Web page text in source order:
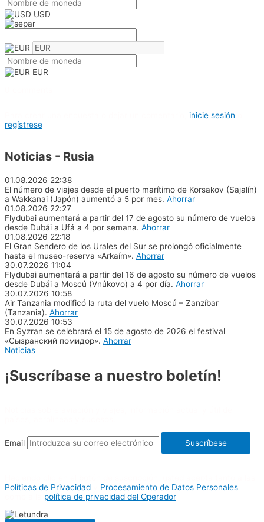
USD
EUR
inicie sesión
regístrese
Noticias - Rusia
01.08.2026 22:38
El número de viajes desde el puerto marítimo de Korsakov (Sajalín)
a Wakkanai (Japón) aumentó a 5 por mes. Ahorrar
01.08.2026 22:27
Flydubai aumentará a partir del 17 de agosto su número de vuelos
desde Dubái a Ufá a 4 por semana. Ahorrar
01.08.2026 22:18
El Gran Sendero de los Urales del Sur se prolongó oficialmente
hasta el museo-reserva «Arkaím». Ahorrar
30.07.2026 11:04
Flydubai aumentará a partir del 16 de agosto su número de vuelos
desde Dubái a Moscú (Vnúkovo) a 4 por día. Ahorrar
30.07.2026 10:58
Air Tanzania modificó la ruta del vuelo Moscú – Zanzíbar
(Tanzania). Ahorrar
30.07.2026 10:53
En Syzran se celebrará el 15 de agosto de 2026 el festival
«Сызранский помидор». Ahorrar
Noticias
¡Suscríbase a nuestro boletín!
Email Suscríbese
Políticas de Privacidad
Procesamiento de Datos Personales
política de privacidad del Operador